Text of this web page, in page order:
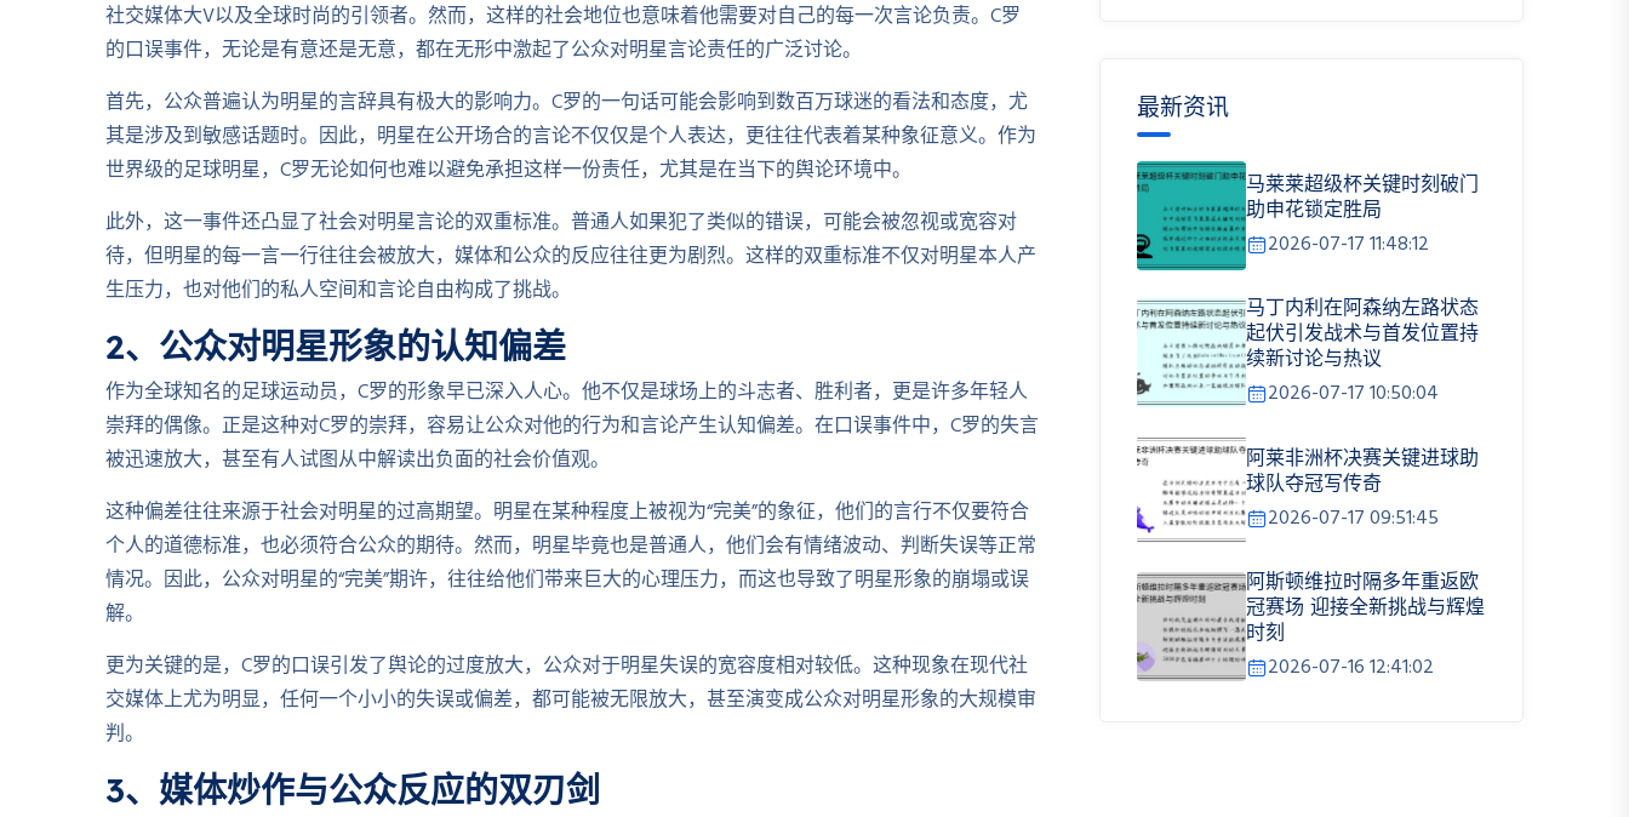
社交媒体大V以及全球时尚的引领者。然而，这样的社会地位也意味着他需要对自己的每一次言论负责。C罗
的口误事件，无论是有意还是无意，都在无形中激起了公众对明星言论责任的广泛讨论。
首先，公众普遍认为明星的言辞具有极大的影响力。C罗的一句话可能会影响到数百万球迷的看法和态度，尤
其是涉及到敏感话题时。因此，明星在公开场合的言论不仅仅是个人表达，更往往代表着某种象征意义。作为
世界级的足球明星，C罗无论如何也难以避免承担这样一份责任，尤其是在当下的舆论环境中。
此外，这一事件还凸显了社会对明星言论的双重标准。普通人如果犯了类似的错误，可能会被忽视或宽容对
待，但明星的每一言一行往往会被放大，媒体和公众的反应往往更为剧烈。这样的双重标准不仅对明星本人产
生压力，也对他们的私人空间和言论自由构成了挑战。
2、公众对明星形象的认知偏差
作为全球知名的足球运动员，C罗的形象早已深入人心。他不仅是球场上的斗志者、胜利者，更是许多年轻人
崇拜的偶像。正是这种对C罗的崇拜，容易让公众对他的行为和言论产生认知偏差。在口误事件中，C罗的失言
被迅速放大，甚至有人试图从中解读出负面的社会价值观。
这种偏差往往来源于社会对明星的过高期望。明星在某种程度上被视为“完美”的象征，他们的言行不仅要符合
个人的道德标准，也必须符合公众的期待。然而，明星毕竟也是普通人，他们会有情绪波动、判断失误等正常
情况。因此，公众对明星的“完美”期许，往往给他们带来巨大的心理压力，而这也导致了明星形象的崩塌或误
解。
更为关键的是，C罗的口误引发了舆论的过度放大，公众对于明星失误的宽容度相对较低。这种现象在现代社
交媒体上尤为明显，任何一个小小的失误或偏差，都可能被无限放大，甚至演变成公众对明星形象的大规模审
判。
3、媒体炒作与公众反应的双刃剑
最新资讯
马莱莱超级杯关键时刻破门
助申花锁定胜局
2026-07-17 11:48:12
马丁内利在阿森纳左路状态
起伏引发战术与首发位置持
续新讨论与热议
2026-07-17 10:50:04
阿莱非洲杯决赛关键进球助
球队夺冠写传奇
2026-07-17 09:51:45
阿斯顿维拉时隔多年重返欧
冠赛场 迎接全新挑战与辉煌
时刻
2026-07-16 12:41:02